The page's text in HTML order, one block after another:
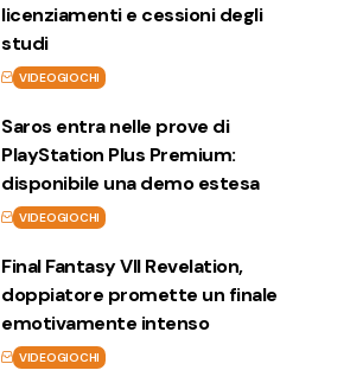
licenziamenti e cessioni degli
studi
VIDEOGIOCHI
Saros entra nelle prove di
PlayStation Plus Premium:
disponibile una demo estesa
VIDEOGIOCHI
Final Fantasy VII Revelation,
doppiatore promette un finale
emotivamente intenso
VIDEOGIOCHI